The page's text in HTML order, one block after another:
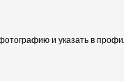
и указать в